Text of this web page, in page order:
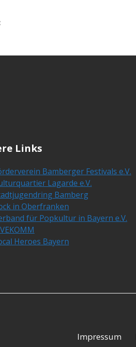
Links
Bamberger Festivals e.V.
Lagarde e.V.
Bamberg
in Oberfranken
für Popkultur in Bayern e.V.
Heroes Bayern
Impressum